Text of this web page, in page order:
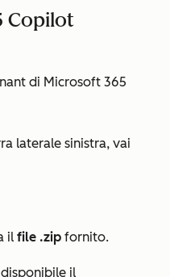
Copilot
di Microsoft 365
laterale sinistra, vai
il file .zip fornito.
il